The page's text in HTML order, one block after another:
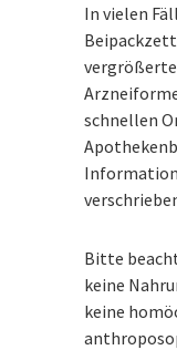
In vielen
schnellen
Bitte
keine
keine